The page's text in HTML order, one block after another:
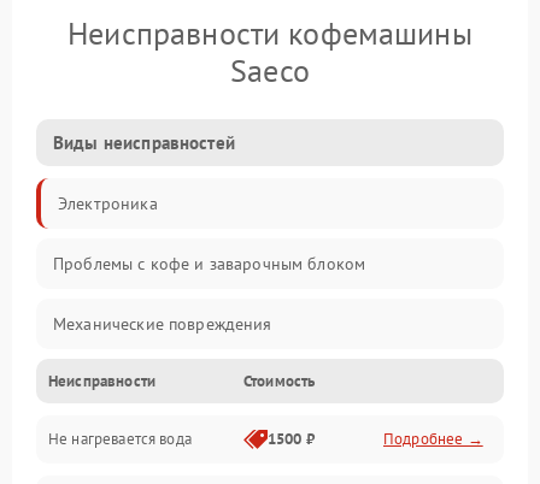
Неисправности кофемашины
Saeco
Виды неисправностей
Электроника
Проблемы с кофе и заварочным блоком
Механические повреждения
Прочие неисправности
Включение и работа
Неисправности Стоимость
Не нагревается вода 1500 ₽ Подробнее →